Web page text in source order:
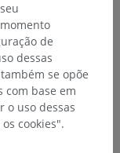
Pé> Garra
de
dessas
se opõe
com base em
o uso dessas
cookies".